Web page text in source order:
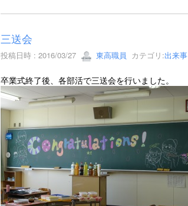
三送会
投稿日時 : 2016/03/27 東高職員 カテゴリ:出来事
卒業式終了後、各部活で三送会を行いました。